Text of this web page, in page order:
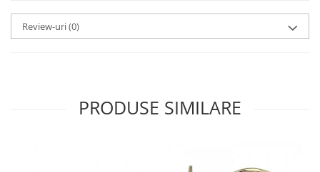
Review-uri(0)
PRODUSE SIMILARE